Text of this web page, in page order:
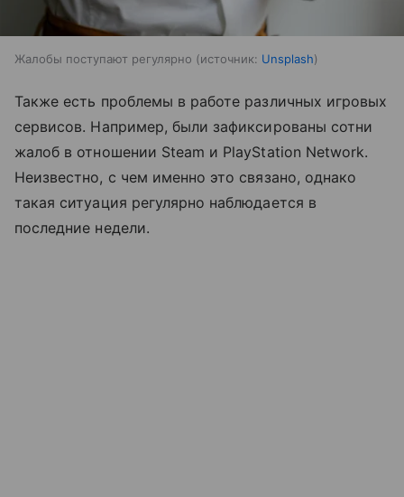
Жалобы поступают регулярно источник: Unsplash
Также есть проблемы в работе различных игровых
сервисов. Например, были зафиксированы сотни
жалоб в отношении Steam и PlayStation Network.
Неизвестно, с чем именно это связано, однако
такая ситуация регулярно наблюдается в
последние недели.